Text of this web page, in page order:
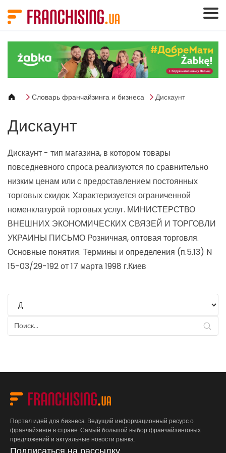
Словарь франчайзинга и бизнеса Дискаунт
Дискаунт
Дискаунт - тип магазина, в котором товары
повседневного спроса реализуются по сравнительно
низким ценам или с предоставлением постоянных
торговых скидок. Характеризуется ограниченной
номенклатурой торговых услуг. МИНИСТЕРСТВО
ВНЕШНИХ ЭКОНОМИЧЕСКИХ СВЯЗЕЙ И ТОРГОВЛИ
УКРАИНЫ ПИСЬМО Розничная, оптовая торговля.
Основные понятия. Термины и определения (п.5.13) N
15-03/29-192 от 17 марта 1998 г.Киев
Портал идей для бизнеса. Ведущий информационный ресурс о
франчайзинге в стране. Самый большой выбор франчайзинговых
предложений и актуальные новости рынка.